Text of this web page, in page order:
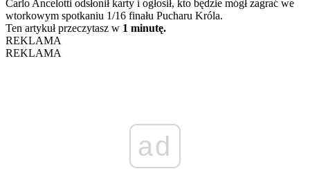
Carlo Ancelotti odsłonił karty i ogłosił, kto będzie mógł zagrać we
wtorkowym spotkaniu 1/16 finału Pucharu Króla.
Ten artykuł przeczytasz w 1 minutę.
REKLAMA
REKLAMA
ad